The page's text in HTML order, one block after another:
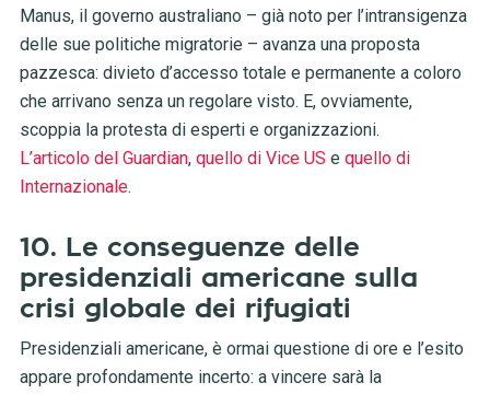
Manus, il governo australiano – già noto per l’intransigenza
delle sue politiche migratorie – avanza una proposta
pazzesca: divieto d’accesso totale e permanente a coloro
che arrivano senza un regolare visto. E, ovviamente,
scoppia la protesta di esperti e organizzazioni.
L’articolo del Guardian, quello di Vice US e quello di
Internazionale.
10. Le conseguenze delle
presidenziali americane sulla
crisi globale dei rifugiati
Presidenziali americane, è ormai questione di ore e l’esito
appare profondamente incerto: a vincere sarà la